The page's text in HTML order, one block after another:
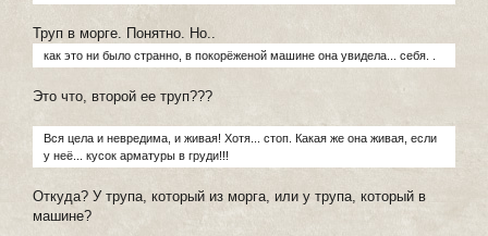
Труп в морге. Понятно. Но..
как это ни было странно, в покорёженой машине она увидела... себя. .
Это что, второй ее труп???
Вся цела и невредима, и живая! Хотя... стоп. Какая же она живая, если
у неё... кусок арматуры в груди!!!
Откуда? У трупа, который из морга, или у трупа, который в
машине?